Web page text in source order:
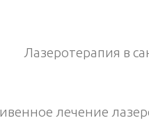
Лазеротерапия в
лечение